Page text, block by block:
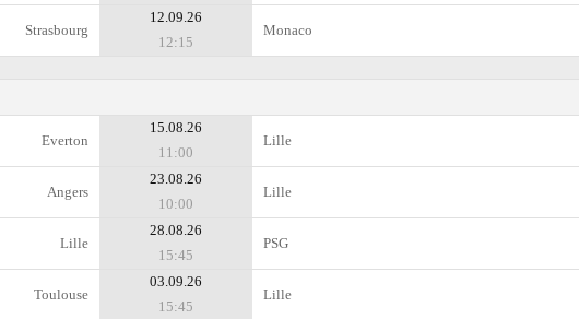
Strasbourg
12.09.26
12:15
Monaco
Everton
15.08.26
11:00
Lille
Angers
23.08.26
10:00
Lille
Lille
28.08.26
15:45
PSG
Toulouse
03.09.26
15:45
Lille